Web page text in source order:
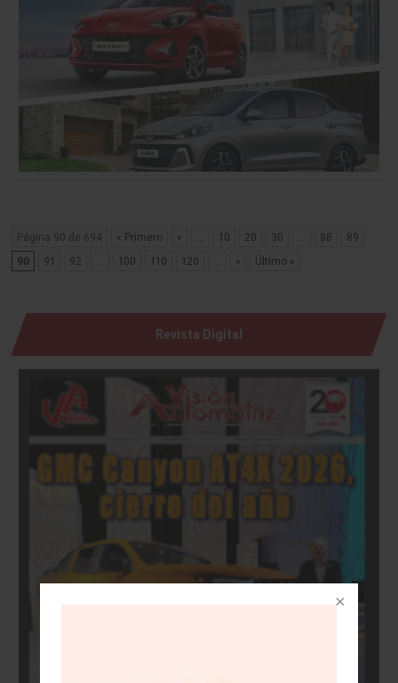
Página 90 de 694 « Primero « 10 20 30 88
89
90
91 92 100 110 120 » Último »
Revista Digital